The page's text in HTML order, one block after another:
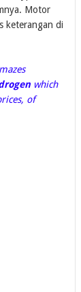
Motor
keterangan di
which
of